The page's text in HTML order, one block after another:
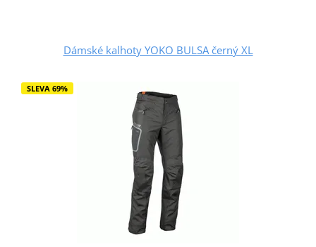
Dámské kalhoty YOKO BULSA černý XL
SLEVA 69%